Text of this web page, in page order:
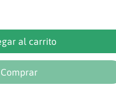
al carrito
Comprar